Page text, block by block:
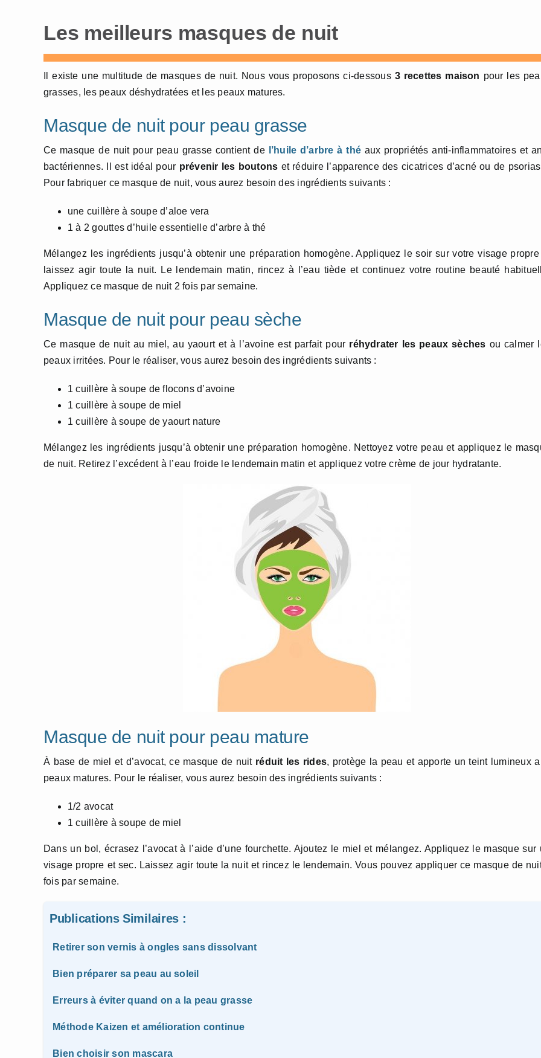
Les meilleurs masques de nuit
Il existe une multitude de masques de nuit. Nous vous proposons ci-dessous 3 recettes maison pour les
grasses, les peaux déshydratées et les peaux matures.
Masque de nuit pour peau grasse
Ce masque de nuit pour peau grasse contient de l’huile d’arbre à thé aux propriétés anti-inflammatoires et
bactériennes. Il est idéal pour prévenir les boutons et réduire l’apparence des cicatrices d’acné ou de
Pour fabriquer ce masque de nuit, vous aurez besoin des ingrédients suivants :
une cuillère à soupe d’aloe vera
1 à 2 gouttes d’huile essentielle d’arbre à thé
Mélangez les ingrédients jusqu’à obtenir une préparation homogène. Appliquez le soir sur votre visage
laissez agir toute la nuit. Le lendemain matin, rincez à l’eau tiède et continuez votre routine beauté
Appliquez ce masque de nuit 2 fois par semaine.
Masque de nuit pour peau sèche
Ce masque de nuit au miel, au yaourt et à l’avoine est parfait pour réhydrater les peaux sèches ou calmer
peaux irritées. Pour le réaliser, vous aurez besoin des ingrédients suivants :
1 cuillère à soupe de flocons d’avoine
1 cuillère à soupe de miel
1 cuillère à soupe de yaourt nature
Mélangez les ingrédients jusqu’à obtenir une préparation homogène. Nettoyez votre peau et appliquez le
de nuit. Retirez l’excédent à l’eau froide le lendemain matin et appliquez votre crème de jour hydratante.
Masque de nuit pour peau mature
À base de miel et d’avocat, ce masque de nuit réduit les rides, protège la peau et apporte un teint lumineux
peaux matures. Pour le réaliser, vous aurez besoin des ingrédients suivants :
1/2 avocat
1 cuillère à soupe de miel
Dans un bol, écrasez l’avocat à l’aide d’une fourchette. Ajoutez le miel et mélangez. Appliquez le masque sur
visage propre et sec. Laissez agir toute la nuit et rincez le lendemain. Vous pouvez appliquer ce masque de
fois par semaine.
Publications Similaires :
Retirer son vernis à ongles sans dissolvant
Bien préparer sa peau au soleil
Erreurs à éviter quand on a la peau grasse
Méthode Kaizen et amélioration continue
Bien choisir son mascara